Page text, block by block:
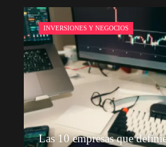
INVERSIONES Y NEGOCIOS
Las 10 empresas que